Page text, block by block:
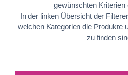
gewünschten Kriterien
In der linken Übersicht der
welchen Kategorien die Produkte
zu finden